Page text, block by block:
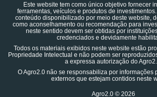
Este website tem como único objetivo fornecer
ferramentas, veículos e produtos de
conteúdo disponibilizado por meio deste website,
como aconselhamento ou recomendação para
neste sentido devem ser obtidas por
credenciados e devidamente
Todos os materiais exibidos neste website estão
Propriedade Intelectual e não podem ser
a expressa autorização do
O Agro2.0 não se responsabiliza por informações
externos que estejam contidos neste
Agro2.0 © 2026